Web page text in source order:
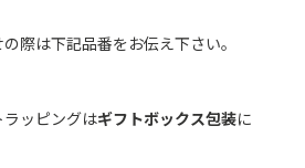
際は下記品番をお伝え下さい。
ッピングはギフトボックス包装に